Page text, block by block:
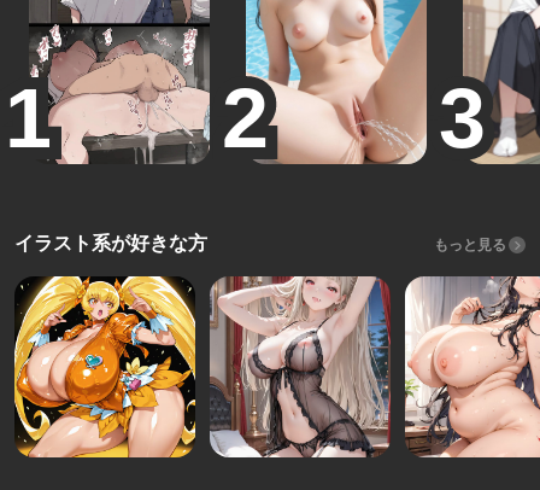
イラスト系が好きな方 もっと見る